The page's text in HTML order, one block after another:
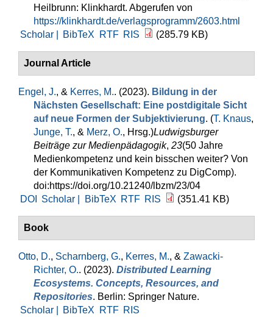
Heilbrunn: Klinkhardt. Abgerufen von
https://klinkhardt.de/verlagsprogramm/2603.html
Scholar |
BibTeX RTF RIS (285.79 KB)
Journal Article
Engel, J., & Kerres, M.. (2023). Bildung in der
Nächsten Gesellschaft: Eine postdigitale Sicht
auf neue Formen der Subjektivierung. (T. Knaus,
Junge, T., & Merz, O., Hrsg.)Ludwigsburger
Beiträge zur Medienpädagogik, 23(50 Jahre
Medienkompetenz und kein bisschen weiter? Von
der Kommunikativen Kompetenz zu DigComp).
doi:https://doi.org/10.21240/lbzm/23/04
DOI
Scholar | BibTeX RTF RIS (351.41 KB)
Book
Otto, D., Scharnberg, G., Kerres, M., & Zawacki-
Richter, O.. (2023). Distributed Learning
Ecosystems. Concepts, Resources, and
Repositories. Berlin: Springer Nature.
Scholar |
BibTeX RTF RIS